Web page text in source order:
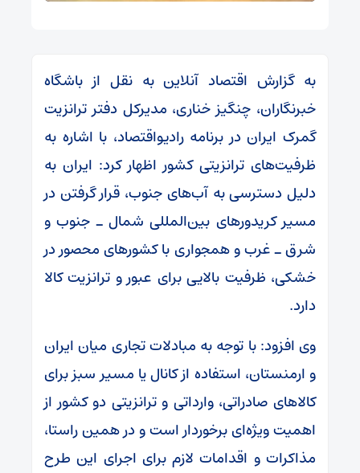
به گزارش اقتصاد آنلاین به نقل از باشگاه
خبرنگاران، چنگیز خناری، مدیرکل دفتر ترانزیت
گمرک ایران در برنامه رادیواقتصاد، با اشاره به
ظرفیت‌های ترانزیتی کشور اظهار کرد: ایران به
دلیل دسترسی به آب‌های جنوب، قرار گرفتن در
مسیر کریدورهای بین‌المللی شمال ـ جنوب و
شرق ـ غرب و همجواری با کشورهای محصور در
خشکی، ظرفیت بالایی برای عبور و ترانزیت کالا
دارد.
وی افزود: با توجه به مبادلات تجاری میان ایران
و ارمنستان، استفاده از کانال یا مسیر سبز برای
کالاهای صادراتی، وارداتی و ترانزیتی دو کشور از
اهمیت ویژه‌ای برخوردار است و در همین راستا،
مذاکرات و اقدامات لازم برای اجرای این طرح